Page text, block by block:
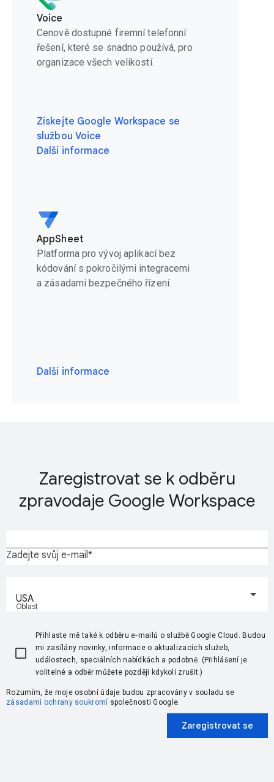
Voice
Cenově dostupné firemní telefonní
řešení, které se snadno používá, pro
organizace všech velikostí.
Získejte Google Workspace se
službou Voice
Další informace
AppSheet
Platforma pro vývoj aplikací bez
kódování s pokročilými integracemi
a zásadami bezpečného řízení.
Další informace
Zaregistrovat se k odběru
zpravodaje Google Workspace
Zadejte svůj e-mail
Oblast
USA
Přihlaste mě také k odběru e‑mailů o službě Google Cloud. Budou
mi zasílány novinky, informace o aktualizacích služeb,
událostech, speciálních nabídkách a podobně. (Přihlášení je
volitelné a odběr můžete později kdykoli zrušit.)
Rozumím, že moje osobní údaje budou zpracovány v souladu se
zásadami ochrany soukromí společnosti Google.
Zaregistrovat se